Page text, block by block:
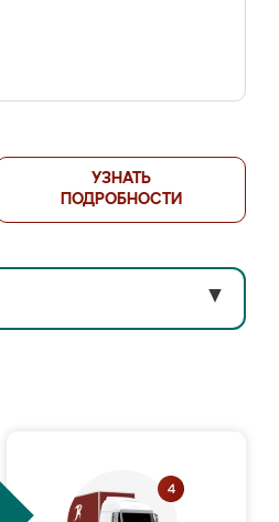
УЗНАТЬ
ПОДРОБНОСТИ
▼